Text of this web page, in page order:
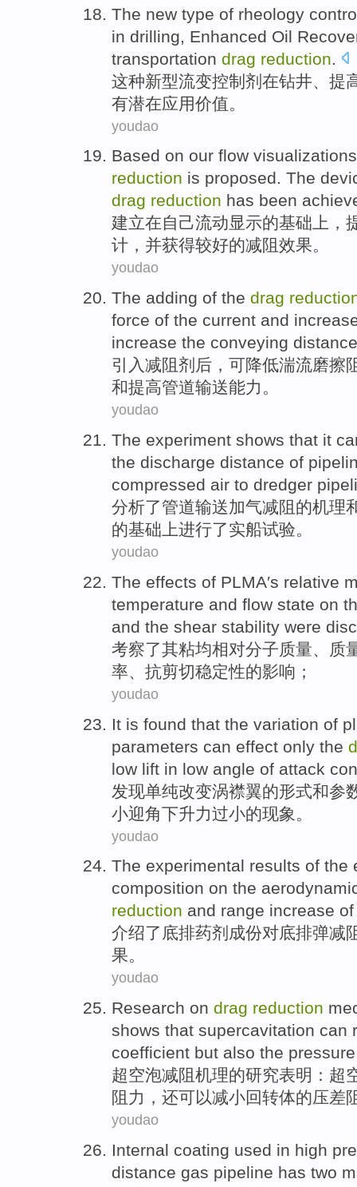
The new type of rheology
in drilling Enhanced Oil
transportation drag reduction
这种新型流变控制剂在钻井
提
有潜在应用价值 。
youdao
Based on our flow visualizations
reduction is proposed. The
drag reduction has been
建立在自己流动显示的基础上，
计 ，并获得较好的减阻效果。
youdao
The adding of the drag
force of the current and
increase the conveying distance
引入减阻 剂 后， 可降低湍流磨擦
和提高管道输送能力。
youdao
The experiment shows that it
the discharge distance of
compressed air to dredger
分析了管道输送加气减阻 的机理
的基础上进行了实船试验。
youdao
The effects of PLMA′s relative
temperature and flow state on
and the shear stability were
考察了其粘均相对分子质量、质
率、 抗剪切稳定性的影响 ；
youdao
It is found that the variation of
parameters can effect only the
low lift in low angle of attack
发现单纯改变涡襟翼的形式和参
小迎角下升力过小的现象。
youdao
The experimental results of the
composition on the
reduction and range increase
介绍了底排药剂 成份对底排弹减
果。
youdao
Research on drag reduction
shows that supercavitation can
coefficient but also the pressure
超空泡减阻 机理的研究表明 ：超
阻力 ， 还可以减小回转体的压差
youdao
Internal coating used in high
distance gas pipeline has two